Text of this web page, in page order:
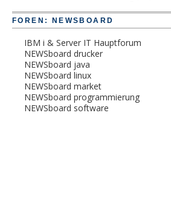
FOREN: NEWSBOARD
IBM i & Server IT Hauptforum
NEWSboard drucker
NEWSboard java
NEWSboard linux
NEWSboard market
NEWSboard programmierung
NEWSboard software